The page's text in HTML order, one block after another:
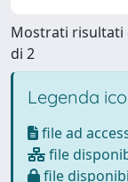
Mostrati risultati
di 2
Legenda
file ad
file
file